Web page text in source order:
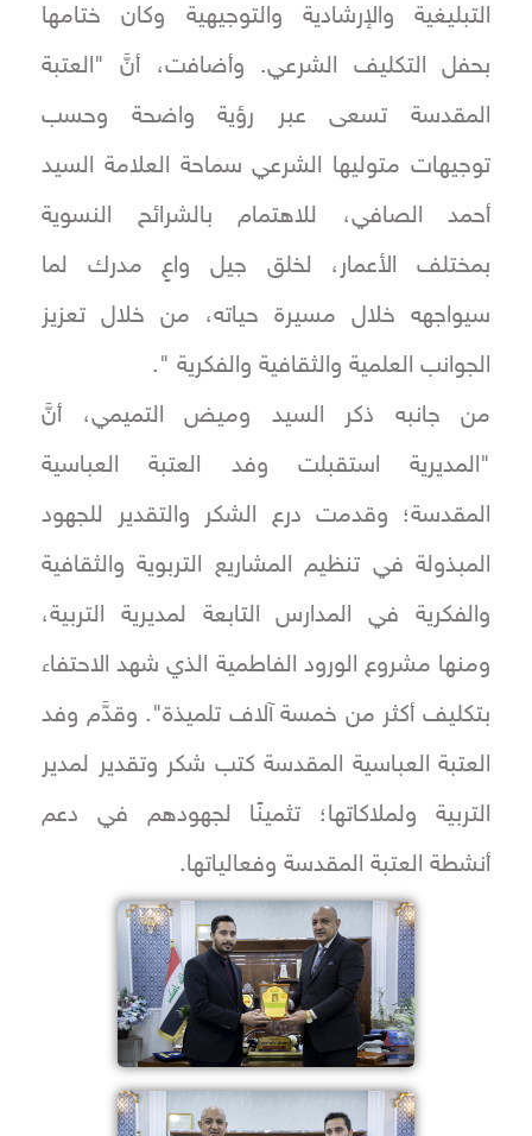
التبليغية والإرشادية والتوجيهية وكان ختامها
بحفل التكليف الشرعي. وأضافت، أنَّ "العتبة
المقدسة تسعى عبر رؤية واضحة وحسب
توجيهات متوليها الشرعي سماحة العلامة السيد
أحمد الصافي، للاهتمام بالشرائح النسوية
بمختلف الأعمار، لخلق جيل واعٍ مدرك لما
سيواجهه خلال مسيرة حياته، من خلال تعزيز
الجوانب العلمية والثقافية والفكرية ".
من جانبه ذكر السيد وميض التميمي، أنَّ
"المديرية استقبلت وفد العتبة العباسية
المقدسة؛ وقدمت درع الشكر والتقدير للجهود
المبذولة في تنظيم المشاريع التربوية والثقافية
والفكرية في المدارس التابعة لمديرية التربية،
ومنها مشروع الورود الفاطمية الذي شهد الاحتفاء
بتكليف أكثر من خمسة آلاف تلميذة". وقدَّم وفد
العتبة العباسية المقدسة كتب شكر وتقدير لمدير
التربية ولملاكاتها؛ تثمينًا لجهودهم في دعم
أنشطة العتبة المقدسة وفعالياتها.